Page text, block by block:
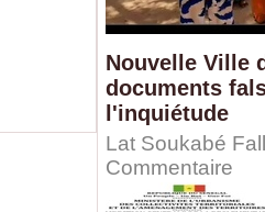
Nouvelle Ville
documents
l'inquiétude
Lat Soukabé
Commentaire